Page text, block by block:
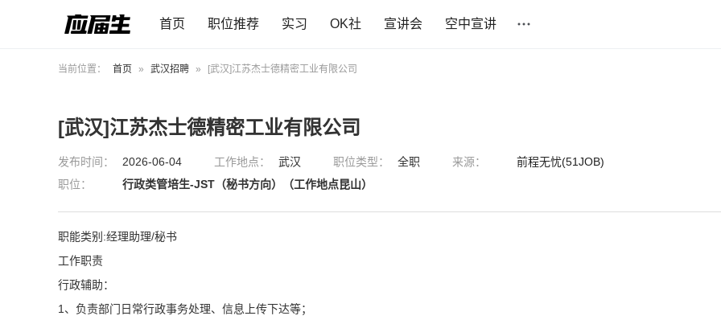
首页 职位推荐 实习 OK社 宣讲会 空中宣讲
当前位置： 首页 » 武汉招聘 » [武汉]江苏杰士德精密工业有限公司
[武汉]江苏杰士德精密工业有限公司
发布时间： 2026-06-04 工作地点： 武汉 职位类型： 全职 来源：
前程无忧(51JOB)
职位：
行政类管培生-JST（秘书方向）（工作地点昆山）
职能类别:经理助理/秘书
工作职责
行政辅助：
1、负责部门日常行政事务处理、信息上传下达等；